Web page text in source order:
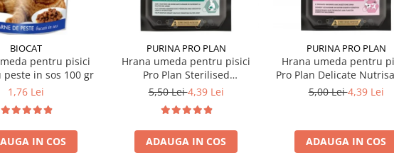
BIOCAT
pentru pisici
peste in sos 100 gr
1,76 Lei
IN COS
PURINA PRO PLAN
Hrana umeda pentru pisici
Pro Plan Sterilised
Nutrisavour cu pui in sos 85
5,50 Lei4,39 Lei
ADAUGA IN COS
PURINA PRO PLAN
Hrana umeda pentru
Pro Plan Delicate
cu curcan in sos 85 gr
5,00 Lei4,39 Lei
ADAUGA IN COS